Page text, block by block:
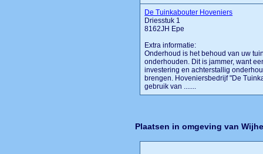
De Tuinkabouter Hoveniers
Driesstuk 1
8162JH Epe
Extra informatie:
Onderhoud is het behoud van uw
onderhouden. Dit is jammer, want
investering en achterstallig
brengen. Hoveniersbedrijf "De
gebruik van .......
Plaatsen in omgeving van